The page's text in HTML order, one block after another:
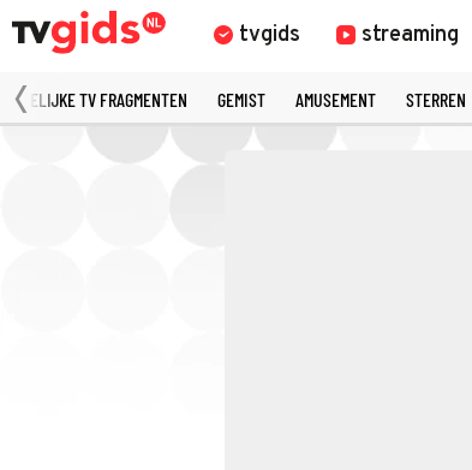
tvgids streaming
TV FRAGMENTEN GEMIST AMUSEMENT STERREN